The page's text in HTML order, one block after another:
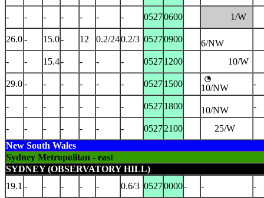
- - - - - - - 05270600 1/W
26.0- 15.0- 12 0.2/240.2/3 05270900
6/NW
-
- 15.4- - - - 05271200 10/W
29.0- - - - - - 05271500 10/NW -
- - - - - - - 05271800 10/NW -
- - - - - - - 05272100
25/W
New South Wales
Sydney Metropolitan - east
SYDNEY (OBSERVATORY HILL)
19.1 - - - - - 0.6/3 05270000- - -